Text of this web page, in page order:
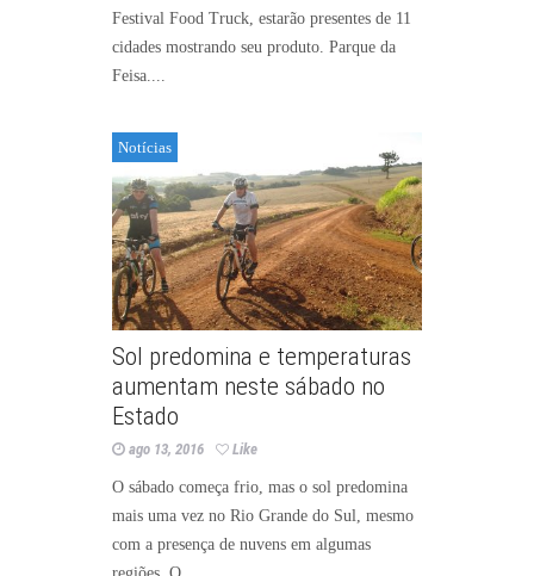
Festival Food Truck, estarão presentes de 11
cidades mostrando seu produto. Parque da
Feisa....
Notícias
Sol predomina e temperaturas
aumentam neste sábado no
Estado
ago 13, 2016 Like
O sábado começa frio, mas o sol predomina
mais uma vez no Rio Grande do Sul, mesmo
com a presença de nuvens em algumas